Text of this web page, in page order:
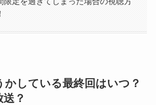
かしている最終回はいつ？
？